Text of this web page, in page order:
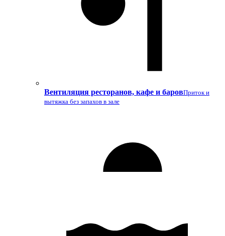
Вентиляция ресторанов, кафе и баровПриток и
вытяжка без запахов в зале